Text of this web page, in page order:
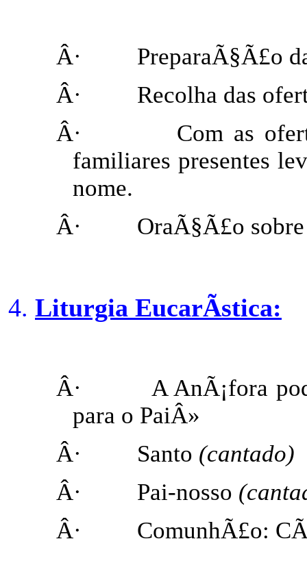
Â·
PreparaÃ§Ã£o
Â·
Recolha das
Â·
Com as
familiares presentes
nome.
Â·
OraÃ§Ã£o
Liturgia EucarÃ­stica:
Â·
A AnÃ¡fora
para o PaiÂ»
Â·
Santo (cantado)
Â·
Pai-nosso
Â·
ComunhÃ£o: